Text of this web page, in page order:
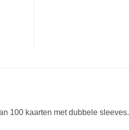
100 kaarten met dubbele sleeves.